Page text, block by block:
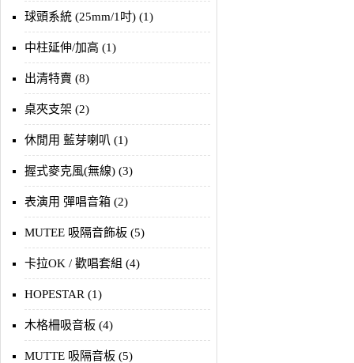
球頭系統 (25mm/1吋) (1)
中柱延伸/加高 (1)
出清特賣 (8)
桌夾支架 (2)
休閒用 藍芽喇叭 (1)
握式麥克風(無線) (3)
表演用 彈唱音箱 (2)
MUTEE 吸隔音飾板 (5)
卡拉OK / 歡唱套組 (4)
HOPESTAR (1)
木格柵吸音板 (4)
MUTTE 吸隔音板 (5)